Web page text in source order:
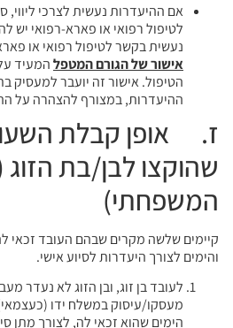
אם ההיעדרות נעשית לצרכי
לטיפול רפואי או פארא-רפואי יש
נעשית בקשר לטיפול רפואי או
אישור של הגורם המטפלהמעיד
הטיפול. אישור זה יועבר למעסיק
ההיעדרות, במצורף להצהרה על
ז. אופן קבלת
שהוקצו לבן/בת
המשפחתי)
קיימים שלשה מקרים שבהם העובד
והימים לצורך היעדרות לסיוע אישי.
לעובד בן זוג, ובן הזוג לא נעדר
מעסקו/עיסוק במשלח ידו
הימים שהוא זכאי לה, לצורך מתן